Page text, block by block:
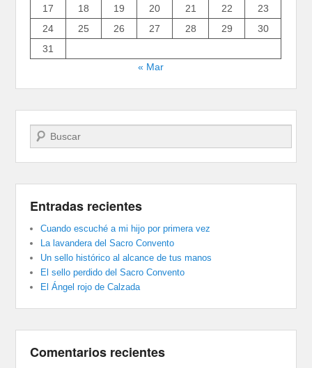
17
18 19 20 21 22
23
24
25 26 27 28 29
30
31
« Mar
Buscar
Entradas recientes
Cuando escuché a mi hijo por primera vez
La lavandera del Sacro Convento
Un sello histórico al alcance de tus manos
El sello perdido del Sacro Convento
El Ángel rojo de Calzada
Comentarios recientes